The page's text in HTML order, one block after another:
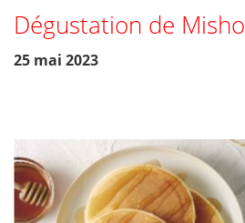
Dégustation de Misho
25 mai 2023